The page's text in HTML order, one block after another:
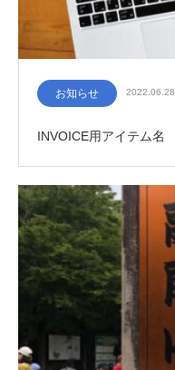
お知らせ 2022.06.28
INVOICE用アイテム名